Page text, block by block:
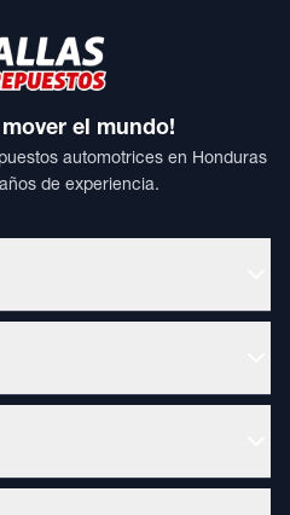
mover el mundo!
automotrices en Honduras
de experiencia.